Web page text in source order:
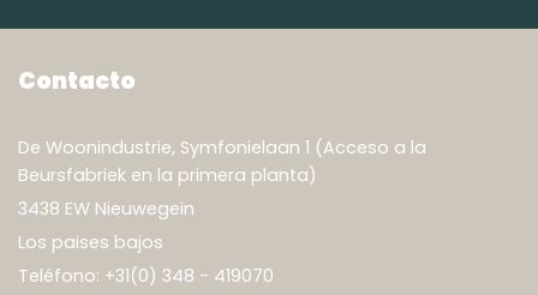
Contacto
De Woonindustrie, Symfonielaan 1 (Acceso a la
Beursfabriek en la primera planta)
3438 EW Nieuwegein
Los paises bajos
Teléfono: +31(0) 348 - 419070